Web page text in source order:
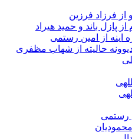
فرزین
و حمید هیراد
رستمی
از شهاب مظفری